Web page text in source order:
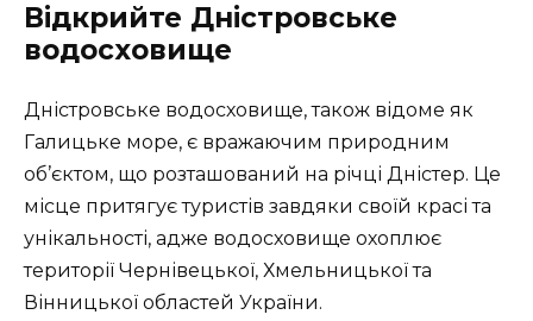
Відкрийте Дністровське
водосховище
Дністровське водосховище, також відоме як
Галицьке море, є вражаючим природним
об’єктом, що розташований на річці Дністер. Це
місце притягує туристів завдяки своїй красі та
унікальності, адже водосховище охоплює
території Чернівецької, Хмельницької та
Вінницької областей України.